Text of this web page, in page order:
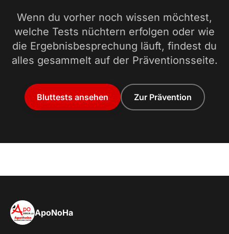
Wenn du vorher noch wissen möchtest,
welche Tests nüchtern erfolgen oder wie
die Ergebnisbesprechung läuft, findest du
alles gesammelt auf der Präventionsseite.
Bluttests ansehen Zur Prävention
ApoNoHa